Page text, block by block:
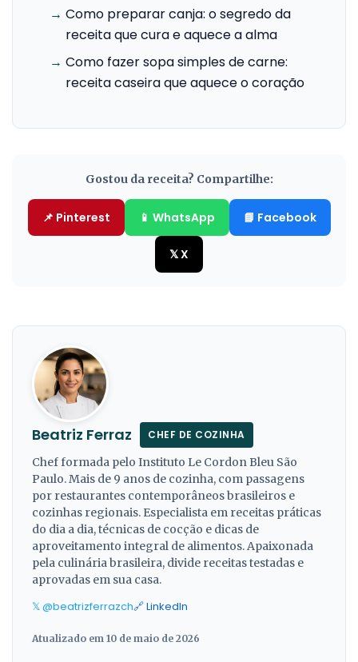
→ Como preparar canja: o segredo da
receita que cura e aquece a alma
→ Como fazer sopa simples de carne:
receita caseira que aquece o coração
Gostou da receita? Compartilhe:
📌 Pinterest 📱 WhatsApp 📘 Facebook
𝕏 X
Beatriz Ferraz CHEF DE COZINHA
Chef formada pelo Instituto Le Cordon Bleu São
Paulo. Mais de 9 anos de cozinha, com passagens
por restaurantes contemporâneos brasileiros e
cozinhas regionais. Especialista em receitas práticas
do dia a dia, técnicas de cocção e dicas de
aproveitamento integral de alimentos. Apaixonada
pela culinária brasileira, divide receitas testadas e
aprovadas em sua casa.
𝕏 @beatrizferrazch🔗 LinkedIn
Atualizado em 10 de maio de 2026